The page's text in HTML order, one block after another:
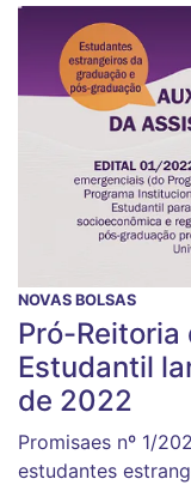
NOVAS BOLSAS
Pró-
Estudantil
de 2022
Promisaes nº 1/
estudantes